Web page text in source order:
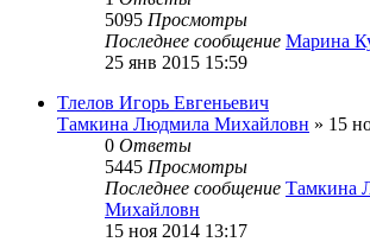
5095 Просмотры
Последнее сообщение Марина
25 янв 2015 15:59
Тлелов Игорь Евгеньевич
Тамкина Людмила Михайловн » 15
0 Ответы
5445 Просмотры
Последнее сообщение Тамкина
Михайловн
15 ноя 2014 13:17